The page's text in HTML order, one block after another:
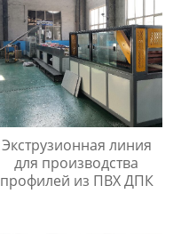
Экструзионная линия
для производства
профилей из ПВХ ДПК